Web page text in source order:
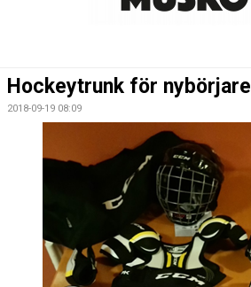
>> FRIÅKNING
>> SOCIALA MEDIER
>>NYHETSARKIVET
>> KONTAKT
Hockeytrunk för nybörjare
2018-09-19 08:09